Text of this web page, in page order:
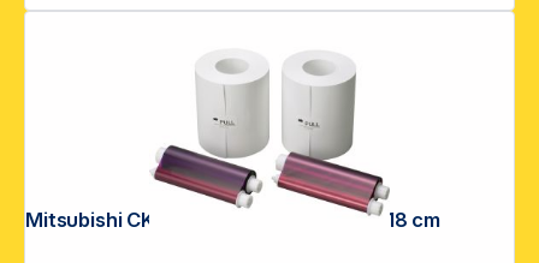
Mitsubishi CK-M 57 S 9x13 / 13x13 / 13x18 cm